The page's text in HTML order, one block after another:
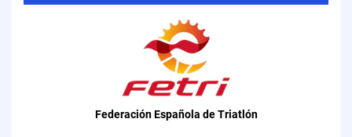
Federación Española de Triatlón